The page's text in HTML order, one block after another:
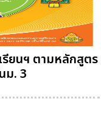
ยนฯ ตามหลักสูตร
ม. 3